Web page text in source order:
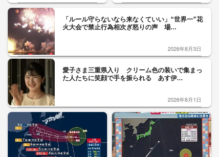
「ルール守らないなら来なくていい」“世界一”花
火大会で禁止行為相次ぎ怒りの声 場...
2026年8月3日
愛子さま三重県入り クリーム色の装いで集まっ
た人たちに笑顔で手を振られる あす伊...
2026年8月1日